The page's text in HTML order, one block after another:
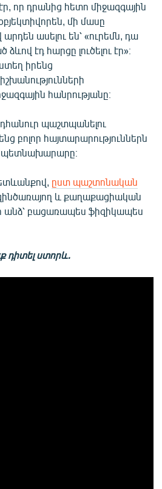
որ դրանից հետո միջազգային
մի մասը
ասելու են՝ «ուրեմն, դա
էդ հարցը լուծելու էր»։
իրենց
հանրությանը։
պաշտպանելու
բոլոր հայտարարություններն
պետնախարարը։
ըստ պաշտոնական
զինծառայող և քաղաքացիական
անձ՝ բացառապես ֆիզիկապես
դիտել ստորև․